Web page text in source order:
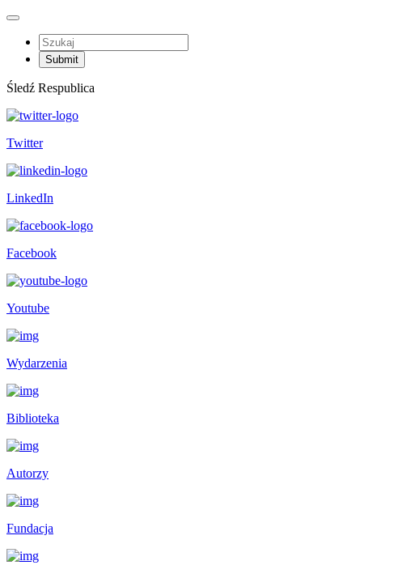
Śledź Respublica
Twitter
LinkedIn
Facebook
Youtube
Wydarzenia
Biblioteka
Autorzy
Fundacja